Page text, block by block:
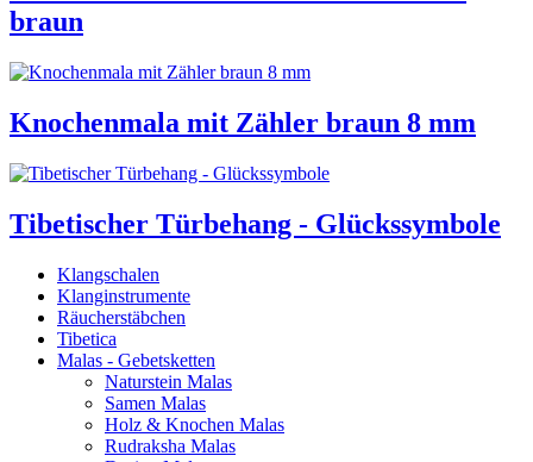
braun
Knochenmala mit Zähler braun 8 mm
Tibetischer Türbehang - Glückssymbole
Klangschalen
Klanginstrumente
Räucherstäbchen
Tibetica
Malas - Gebetsketten
Naturstein Malas
Samen Malas
Holz & Knochen Malas
Rudraksha Malas